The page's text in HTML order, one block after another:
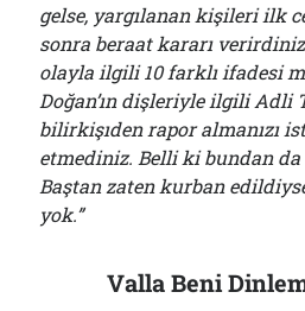
gelse, yargılanan kişileri ilk
sonra beraat kararı
olayla ilgili 10 farklı ifadesi
Doğan’ın dişleriyle ilgili Adli
bilirkişıden rapor almanızı
etmediniz. Belli ki bundan da
Baştan zaten kurban
yok.”
Valla Beni